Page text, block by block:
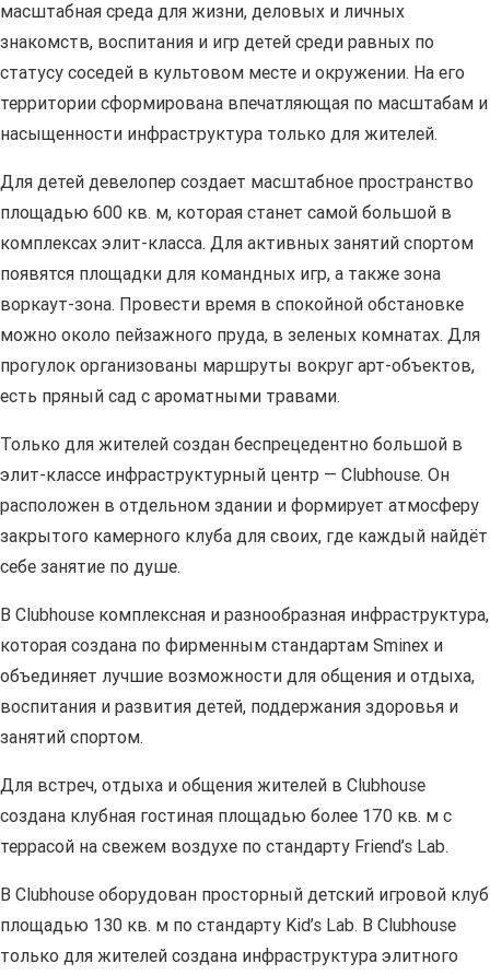
масштабная среда для жизни, деловых и личных
знакомств, воспитания и игр детей среди равных по
статусу соседей в культовом месте и окружении. На его
территории сформирована впечатляющая по масштабам и
насыщенности инфраструктура только для жителей.
Для детей девелопер создает масштабное пространство
площадью 600 кв. м, которая станет самой большой в
комплексах элит-класса. Для активных занятий спортом
появятся площадки для командных игр, а также зона
воркаут-зона. Провести время в спокойной обстановке
можно около пейзажного пруда, в зеленых комнатах. Для
прогулок организованы маршруты вокруг арт-объектов,
есть пряный сад с ароматными травами.
Только для жителей создан беспрецедентно большой в
элит-классе инфраструктурный центр — Clubhouse. Он
расположен в отдельном здании и формирует атмосферу
закрытого камерного клуба для своих, где каждый найдёт
себе занятие по душе.
В Clubhouse комплексная и разнообразная инфраструктура,
которая создана по фирменным стандартам Sminex и
объединяет лучшие возможности для общения и отдыха,
воспитания и развития детей, поддержания здоровья и
занятий спортом.
Для встреч, отдыха и общения жителей в Clubhouse
создана клубная гостиная площадью более 170 кв. м с
террасой на свежем воздухе по стандарту Friend’s Lab.
В Clubhouse оборудован просторный детский игровой клуб
площадью 130 кв. м по стандарту Kid’s Lab. В Clubhouse
только для жителей создана инфраструктура элитного